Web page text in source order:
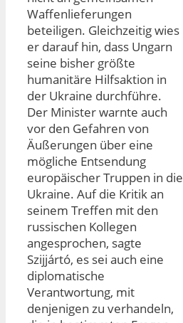
Waffenlieferungen
beteiligen. Gleichzeitig wies
er darauf hin, dass Ungarn
seine bisher größte
humanitäre Hilfsaktion in
der Ukraine durchführe.
Der Minister warnte auch
vor den Gefahren von
Äußerungen über eine
mögliche Entsendung
europäischer Truppen in die
Ukraine. Auf die Kritik an
seinem Treffen mit den
russischen Kollegen
angesprochen, sagte
Szijjártó, es sei auch eine
diplomatische
Verantwortung, mit
denjenigen zu verhandeln,